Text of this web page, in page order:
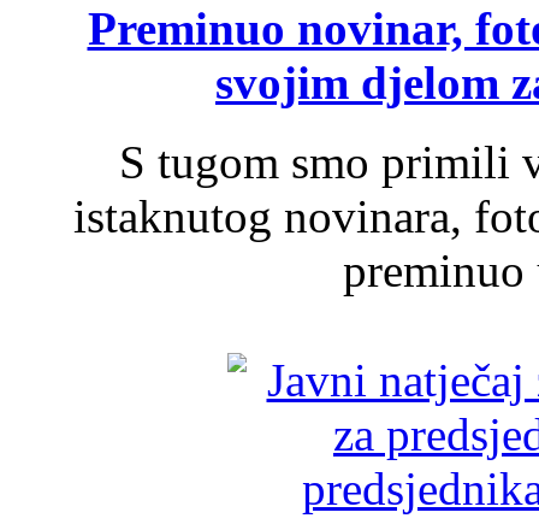
Preminuo novinar,
svojim djelom
S tugom smo primili
istaknutog novinara,